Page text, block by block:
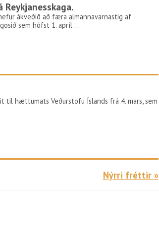
ákveðið að færa almannavarnastig af
sem hófst 1. apríl …
hættumats Veðurstofu Íslands frá 4. mars, sem
Nýrri fréttir »